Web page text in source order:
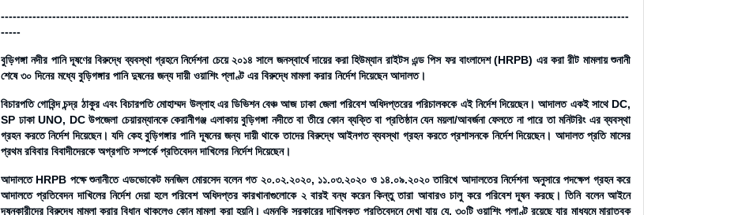
---------------------------------------------------------------------------------------------------------------------------------------------------------------
-----
বুড়িগঙ্গা নদীর পানি দূষণের বিরুদ্ধে ব্যবস্থা গ্রহনে নির্দেশনা চেয়ে ২০১৪ সালে জনস্বার্থে দায়ের করা হিউম্যান রাইটস এন্ড পিস ফর বাংলাদেশ (HRPB) এর করা রীট মামলায় শুনানী
শেষে ৩০ দিনের মধ্যে বুড়িগঙ্গার পানি দুষনের জন্য দায়ী ওয়াশিং প্লাণ্ট এর বিরুদ্ধে মামলা করার নির্দেশ দিয়েছেন আদালত।
বিচারপতি গোবিন্দ চন্দ্র ঠাকুর এবং বিচারপতি মোহাম্মদ উল্লাহ এর ডিভিশন বেঞ্চ আজ ঢাকা জেলা পরিবেশ অধিদপ্তরের পরিচালককে এই নির্দেশ দিয়েছেন। আদালত একই সাথে DC,
SP ঢাকা UNO, DC উপজেলা চেয়ারম্যানকে কেরানীগঞ্জ এলাকায় বুড়িগঙ্গা নদীতে বা তীরে কোন ব্যক্তি বা প্রতিষ্ঠান যেন ময়লা/আবর্জনা ফেলতে না পারে তা মনিটরিং এর ব্যবস্থা
গ্রহন করতে নির্দেশ দিয়েছেন। যদি কেহ বুড়িগঙ্গার পানি দূষনের জন্য দায়ী থাকে তাদের বিরুদ্ধে আইনগত ব্যবস্থা গ্রহন করতে প্রশাসনকে নির্দেশ দিয়েছেন। আদালত প্রতি মাসের
প্রথম রবিবার বিবাদীদেরকে অগ্রগতি সম্পর্কে প্রতিবেদন দাখিলের নির্দেশ দিয়েছেন।
আদালতে HRPB পক্ষে শুনানীতে এডভোকেট মনজিল মোরসেদ বলেন গত ২০.০২.২০২০, ১১.০৩.২০২০ ও ১৪.০৯.২০২০ তারিখে আদালতের নির্দেশনা অনুসারে পদক্ষেপ গ্রহন করে
আদালতে প্রতিবেদন দাখিলের নির্দেশ দেয়া হলে পরিবেশ অধিদপ্তর কারখানাগুলোকে ২ বারই বন্ধ করেন কিন্তু তারা আবারও চালু করে পরিবেশ দূষন করছে। তিনি বলেন আইনে
দূষনকারীদের বিরুদ্ধে মামলা করার বিধান থাকলেও কোন মামলা করা হয়নি। এমনকি সরকারের দাখিলকৃত প্রতিবেদনে দেখা যায় যে, ৩০টি ওয়াশিং প্লাণ্ট রয়েছে যার মাধ্যমে মারাত্বক